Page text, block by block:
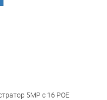
5MP с 16 РОЕ